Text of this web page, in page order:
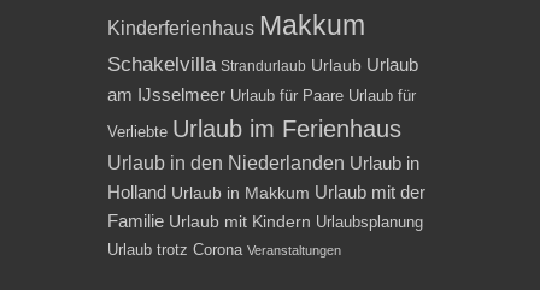
Kinderferienhaus Makkum
Schakelvilla Strandurlaub Urlaub Urlaub
am IJsselmeer Urlaub für Paare Urlaub für
Verliebte Urlaub im Ferienhaus
Urlaub in den Niederlanden Urlaub in
Holland Urlaub in Makkum Urlaub mit der
Familie Urlaub mit Kindern Urlaubsplanung
Urlaub trotz Corona Veranstaltungen